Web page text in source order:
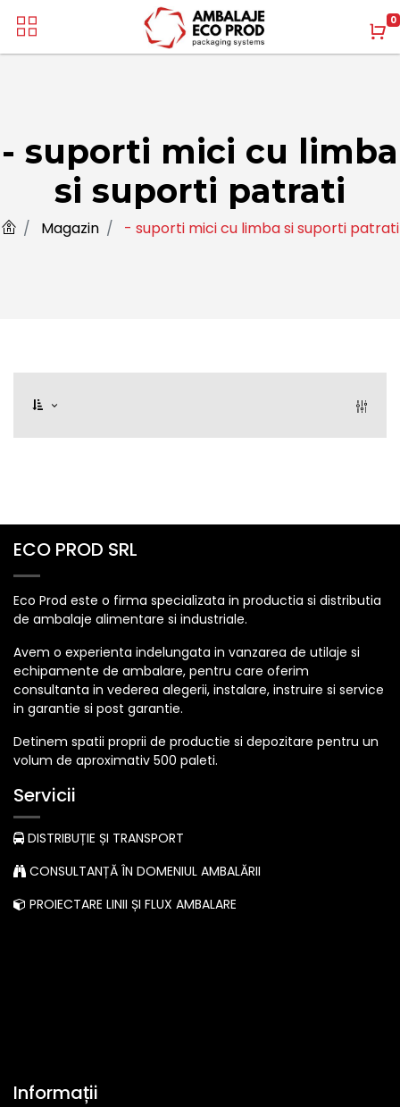
0
- suporti mici cu limba
si suporti patrati
Magazin - suporti mici cu limba si suporti patrati
ECO PROD SRL
Eco Prod este o firma specializata in productia si distributia
de ambalaje alimentare si industriale.
Avem o experienta indelungata in vanzarea de utilaje si
echipamente de ambalare, pentru care oferim
consultanta in vederea alegerii, instalare, instruire si service
in garantie si post garantie.
Detinem spatii proprii de productie si depozitare pentru un
volum de aproximativ 500 paleti.
Servicii
DISTRIBUȚIE ȘI TRANSPORT
CONSULTANȚĂ ÎN DOMENIUL AMBALĂRII
PROIECTARE LINII ȘI FLUX AMBALARE
Informații